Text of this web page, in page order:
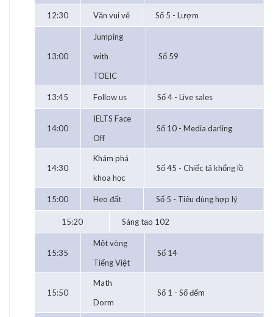
12:30 Văn vui vẻ Số 5 - Lượm
13:00
Jumping
with
TOEIC
Số 59
13:45 Follow us Số 4 - Live sales
14:00
IELTS Face
Off
Số 10 - Media darling
14:30
Khám phá
khoa học
Số 45 - Chiếc tã khổng lồ
15:00 Heo đất Số 5 - Tiêu dùng hợp lý
15:20 Sáng tạo 102
15:35
Một vòng
Tiếng Việt
Số 14
15:50
Math
Dorm
Số 1 - Số đếm